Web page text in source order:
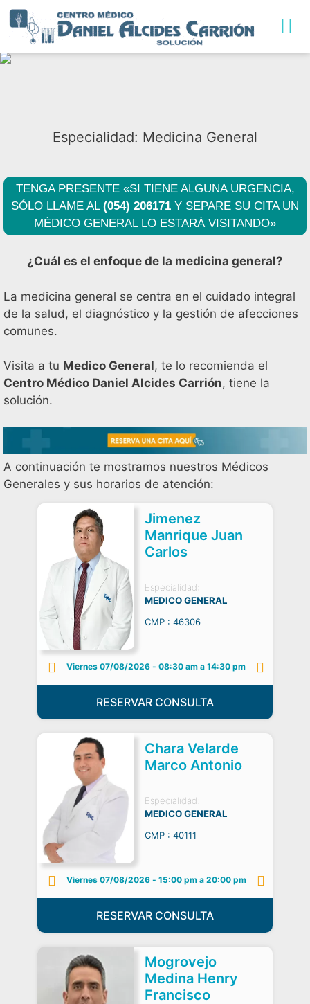
Especialidad: Medicina General
TENGA PRESENTE «SI TIENE ALGUNA URGENCIA,
SÓLO LLAME AL (054) 206171 Y SEPARE SU CITA UN
MÉDICO GENERAL LO ESTARÁ VISITANDO»
¿Cuál es el enfoque de la medicina general?
La medicina general se centra en el cuidado integral
de la salud, el diagnóstico y la gestión de afecciones
comunes.
Visita a tu Medico General, te lo recomienda el
Centro Médico Daniel Alcides Carrión, tiene la
solución.
A continuación te mostramos nuestros Médicos
Generales y sus horarios de atención:
Jimenez
Manrique Juan
Carlos
Especialidad:
MEDICO GENERAL
CMP : 46306
Viernes 07/08/2026 - 08:30 am a 14:30 pm
RESERVAR CONSULTA
Chara Velarde
Marco Antonio
Especialidad:
MEDICO GENERAL
CMP : 40111
Viernes 07/08/2026 - 15:00 pm a 20:00 pm
RESERVAR CONSULTA
Mogrovejo
Medina Henry
Francisco